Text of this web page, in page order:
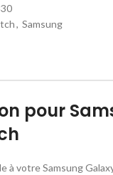
, Samsung
pour
votre Samsung